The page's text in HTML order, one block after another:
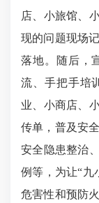
店、小旅馆、
现的问题现场
落地。随后，
流、手把手培
业、小商店、
传单，普及安
安全隐患整治
例等，为让“九
危害性和预防